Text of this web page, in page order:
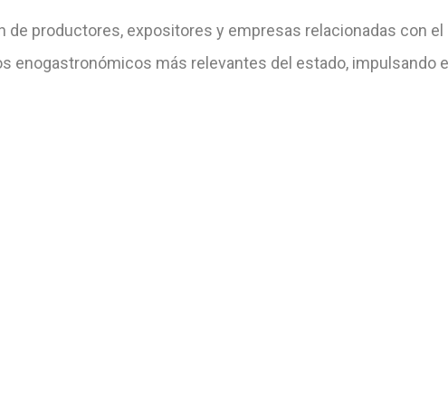
productores, expositores y empresas relacionadas con el
enogastronómicos más relevantes del estado, impulsando